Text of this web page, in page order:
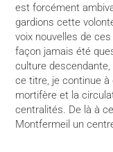
est forcément
gardions cette
voix nouvelles de
façon jamais été
culture descendante,
ce titre, je continue à
mortifère et la
centralités. De là à
Montfermeil un